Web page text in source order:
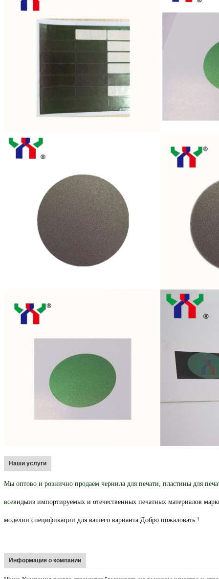
Наши услуги
Мы оптово и рознично продаем чернила для печати, пластины для
всевидыиз импортируемых и отечественных печатных материалов
моделии спецификации для вашего варианта.Добро пожаловать.!
Информация о компании